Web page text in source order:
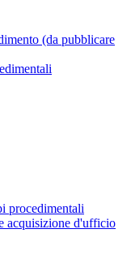
(da pubblicare
procedimentali
acquisizione d'ufficio